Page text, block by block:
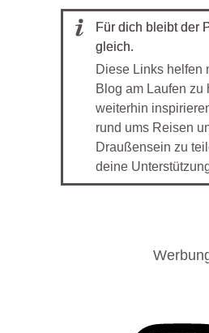
Für dich bleibt der
gleich.
Diese Links helfen
Blog am Laufen zu
weiterhin
rund ums Reisen
Draußensein zu
deine